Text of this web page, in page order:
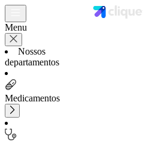
Menu
Nossos
departamentos
Medicamentos